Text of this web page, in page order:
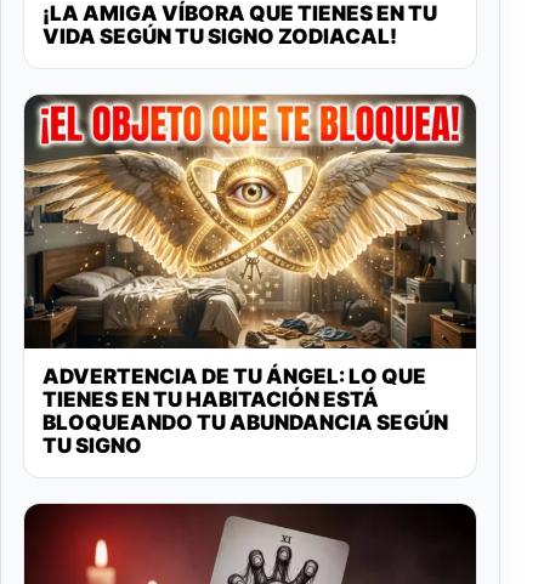
¡LA AMIGA VÍBORA QUE TIENES EN TU
VIDA SEGÚN TU SIGNO ZODIACAL!
ADVERTENCIA DE TU ÁNGEL: LO QUE
TIENES EN TU HABITACIÓN ESTÁ
BLOQUEANDO TU ABUNDANCIA SEGÚN
TU SIGNO